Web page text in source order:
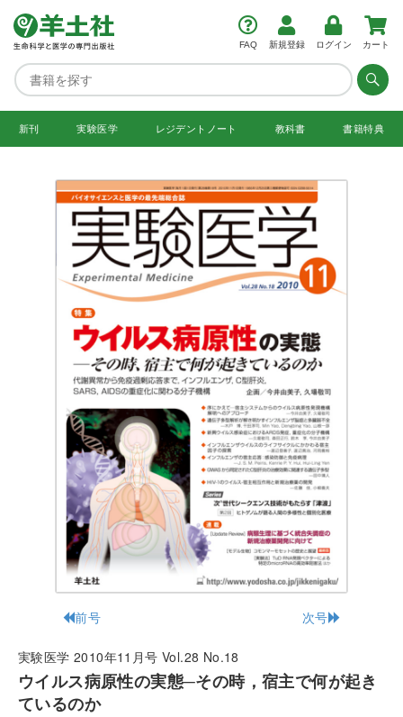
FAQ 新規登録 ログイン カート
新刊 実験医学 レジデント ノート 教科書 書籍特典
前号 次号
実験医学 2010年11月号 Vol.28 No.18
ウイルス病原性の実態─その時，宿主で何が起き
ているのか